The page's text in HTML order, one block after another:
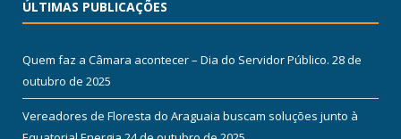
ÚLTIMAS PUBLICAÇÕES
Quem faz a Câmara acontecer – Dia do Servidor Público. 28 de
outubro de 2025
Vereadores de Floresta do Araguaia buscam soluções junto à